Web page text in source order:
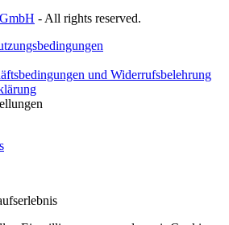
- All rights reserved.
und Widerrufsbelehrung